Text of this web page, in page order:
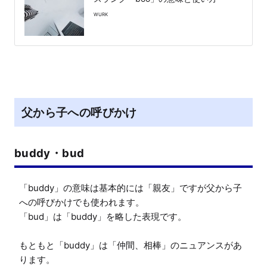
WURK
父から子への呼びかけ
buddy・bud
「buddy」の意味は基本的には「親友」ですが父から子
への呼びかけでも使われます。
「bud」は「buddy」を略した表現です。
もともと「buddy」は「仲間、相棒」のニュアンスがあ
ります。